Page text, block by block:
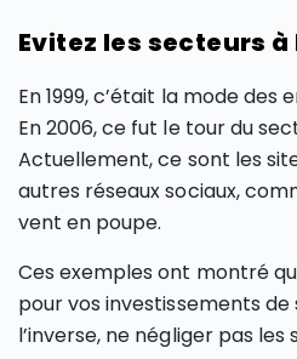
Evitez les secteurs
En 1999, c’était la mode des
En 2006, ce fut le tour du
Actuellement, ce sont les
autres réseaux sociaux,
vent en poupe.
Ces exemples ont montré
pour vos investissements de
l’inverse, ne négliger pas les